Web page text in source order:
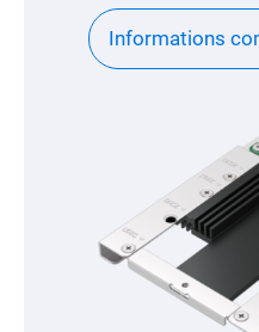
Informations